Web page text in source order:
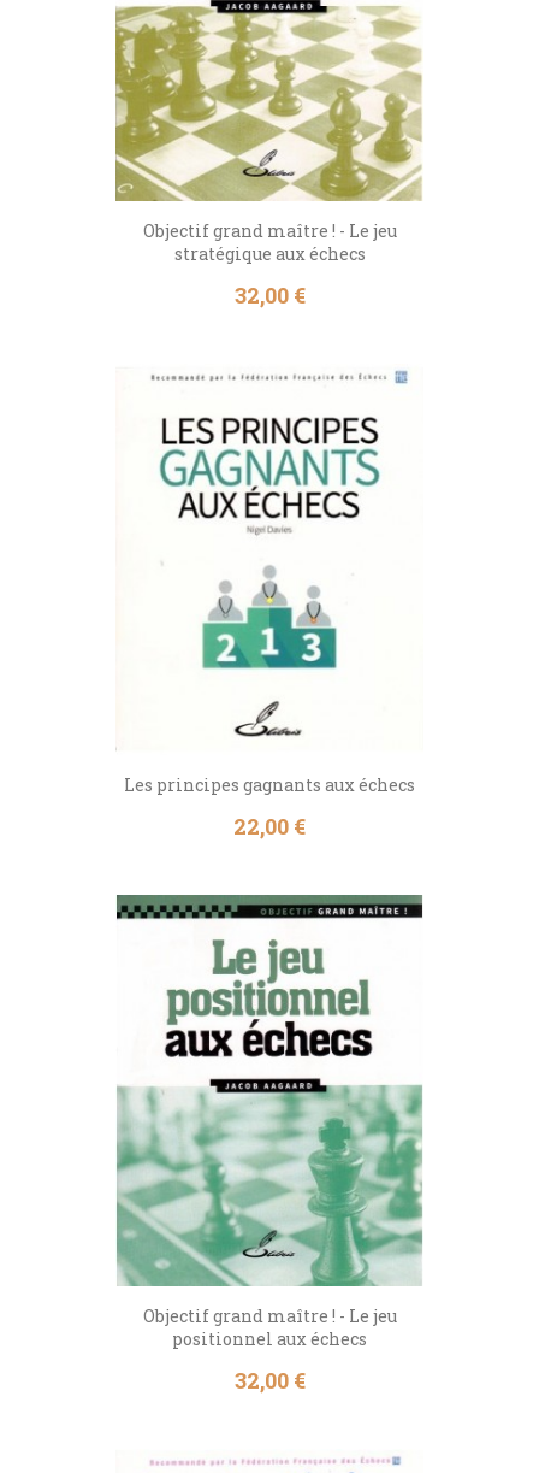
Objectif grand maître ! - Le jeu
stratégique aux échecs
Prix
32,00 €
Les principes gagnants aux échecs
Prix
22,00 €
Objectif grand maître ! - Le jeu
positionnel aux échecs
Prix
32,00 €